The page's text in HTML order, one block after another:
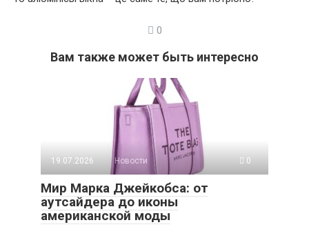
0
Вам также может быть интересно
19.07.2026 Новости 0
Мир Марка Джейкобса: от
аутсайдера до иконы
американской моды